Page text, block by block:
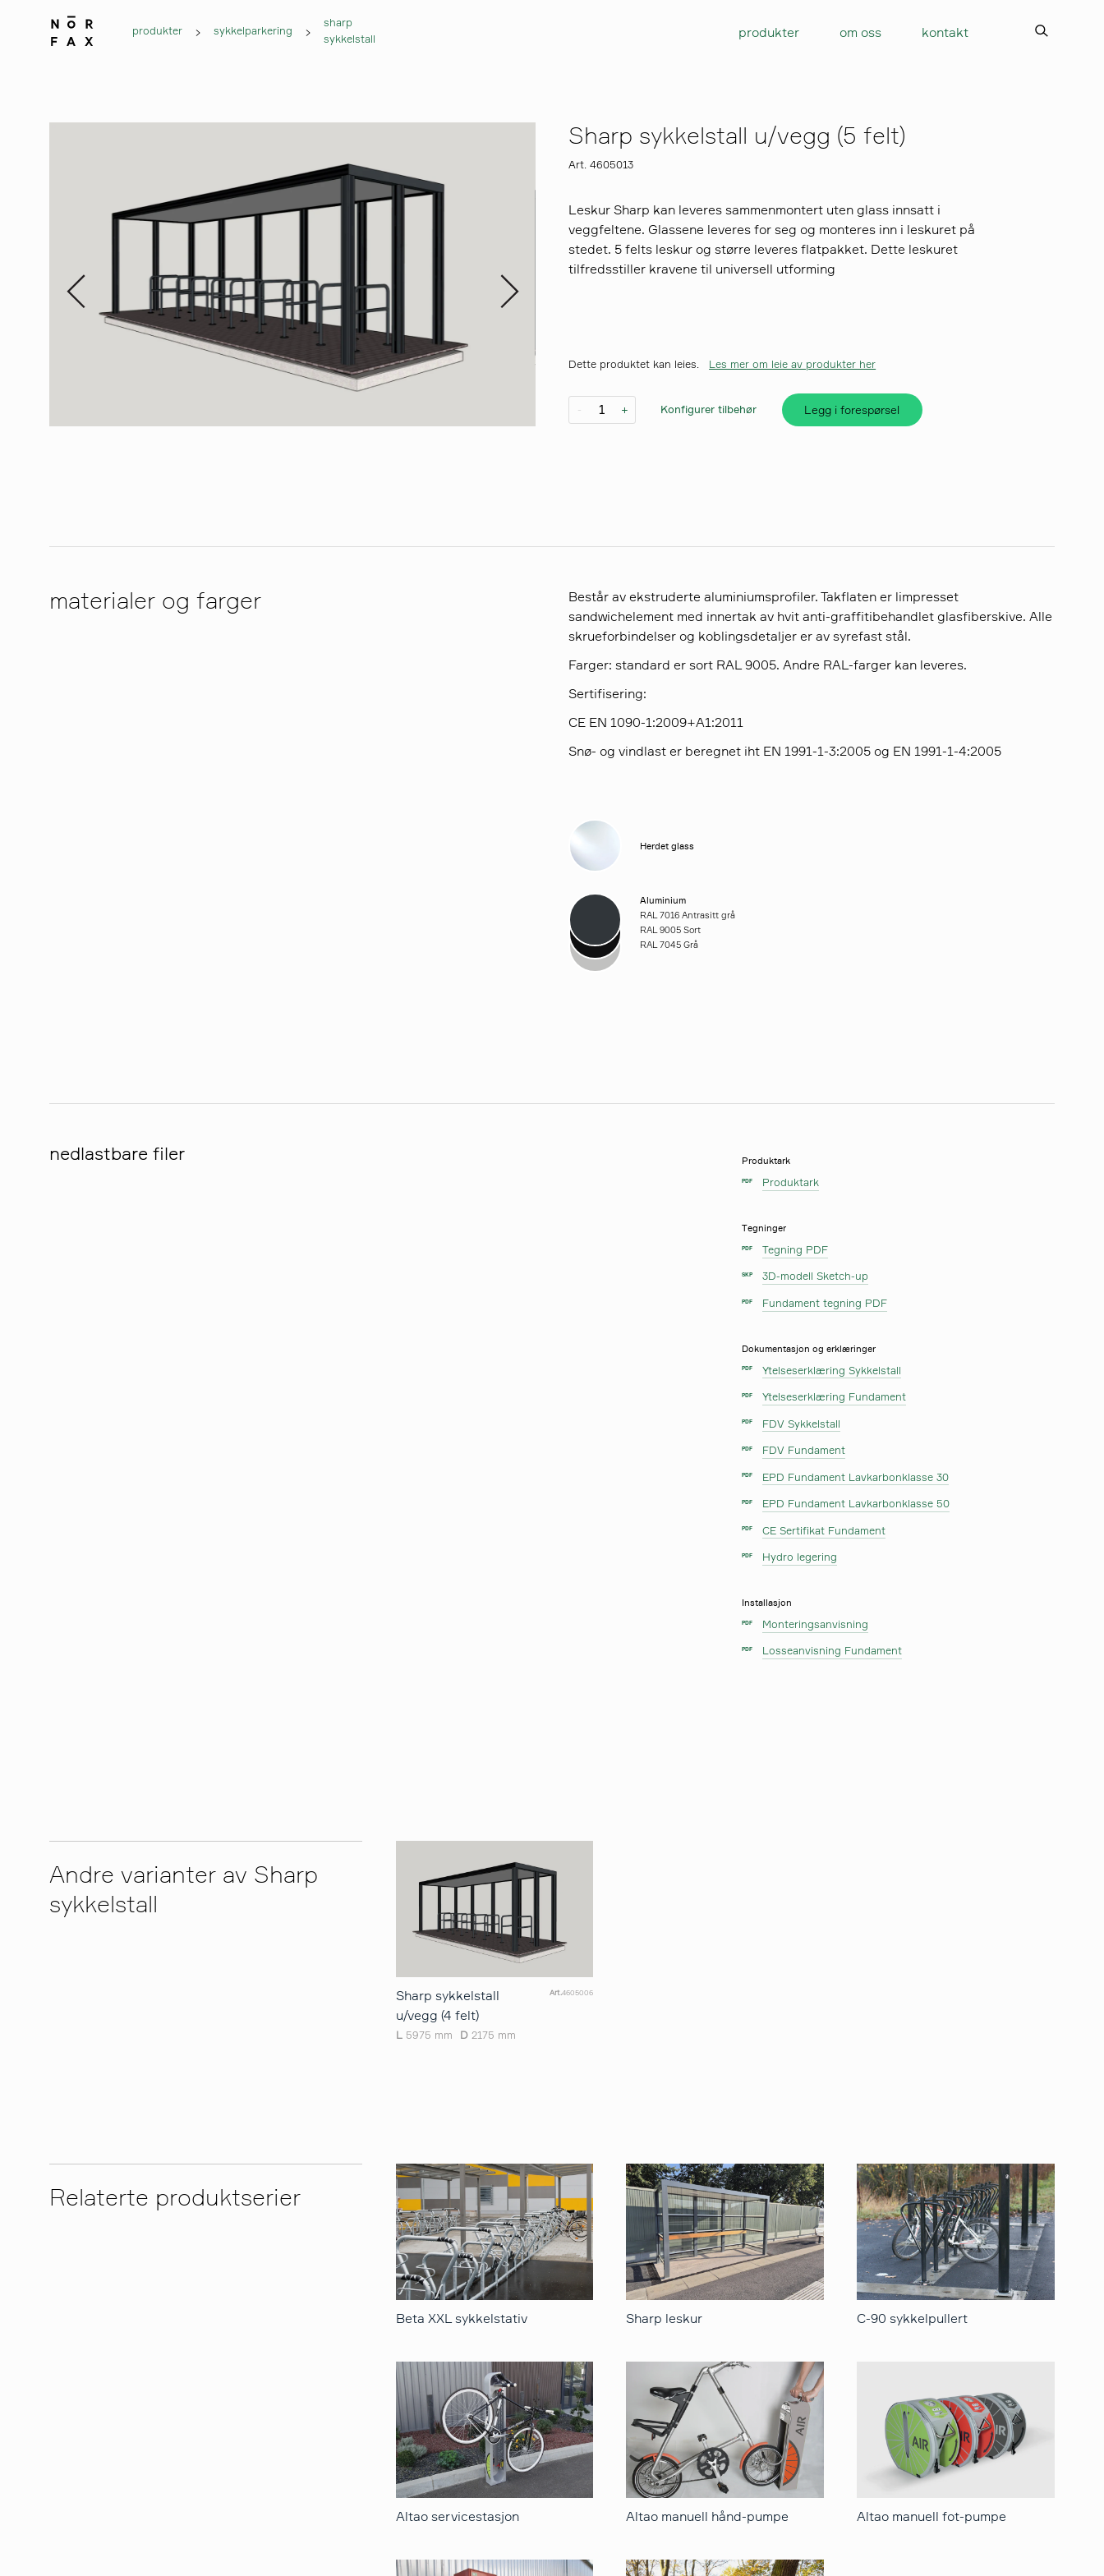
produkter sykkelparkering
sharp
sykkelstall
produkter om oss kontakt
Sharp sykkelstall u/vegg (5 felt)
Art. 4605013
Leskur Sharp kan leveres sammenmontert uten glass innsatt i
veggfeltene. Glassene leveres for seg og monteres inn i leskuret på
stedet. 5 felts leskur og større leveres flatpakket. Dette leskuret
tilfredsstiller kravene til universell utforming
Dette produktet kan leies. Les mer om leie av produkter her
- + Konfigurer tilbehør Legg i forespørsel
materialer og farger
Består av ekstruderte aluminiumsprofiler. Takflaten er limpresset
sandwichelement med innertak av hvit anti-graffitibehandlet glasfiberskive. Alle
skrueforbindelser og koblingsdetaljer er av syrefast stål.
Farger: standard er sort RAL 9005. Andre RAL-farger kan leveres.
Sertifisering:
CE EN 1090-1:2009+A1:2011
Snø- og vindlast er beregnet iht EN 1991-1-3:2005 og EN 1991-1-4:2005
Herdet glass
Aluminium
RAL 7016 Antrasitt grå
RAL 9005 Sort
RAL 7045 Grå
nedlastbare filer Produktark
PDF Produktark
Tegninger
PDF Tegning PDF
SKP 3D-modell Sketch-up
PDF Fundament tegning PDF
Dokumentasjon og erklæringer
PDF Ytelseserklæring Sykkelstall
PDF Ytelseserklæring Fundament
PDF FDV Sykkelstall
PDF FDV Fundament
PDF EPD Fundament Lavkarbonklasse 30
PDF EPD Fundament Lavkarbonklasse 50
PDF CE Sertifikat Fundament
PDF Hydro legering
Installasjon
PDF Monteringsanvisning
PDF Losseanvisning Fundament
Andre varianter av Sharp
sykkelstall
Sharp sykkelstall
u/vegg (4 felt)
Art.4605006
L 5975 mm D 2175 mm
Relaterte produktserier
Beta XXL sykkelstativ Sharp leskur C-90 sykkelpullert
Altao servicestasjon Altao manuell hånd-pumpe Altao manuell fot-pumpe